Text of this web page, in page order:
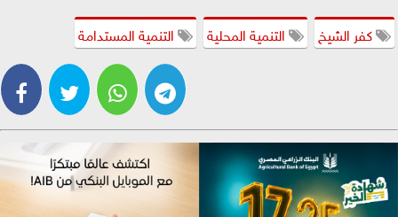
كفر الشيخ
التنمية المحلية التنمية المستدامة